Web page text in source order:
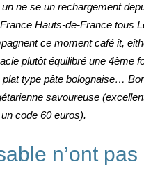
ne se un rechargement
Hauts-de-France tous
ce moment café it,
plutôt équilibré une 4ème
type pâte bolognaise…
savoureuse
code 60 euros).
n’ont